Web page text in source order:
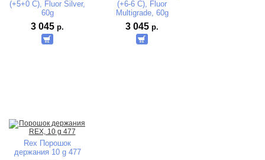
(+5+0 C), Fluor Silver,
60g
3 045 р.
(+6-6 C), Fluor
Multigrade, 60g
3 045 р.
Rex Порошок
держания 10 g 477